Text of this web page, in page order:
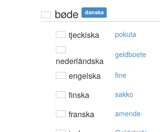
bøde danska
tjeckiska pokuta
nederländska
geldboete
engelska fine
finska sakko
franska amende